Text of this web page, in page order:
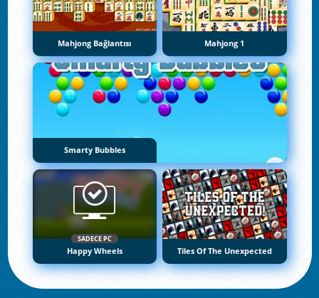
Mahjong Bağlantısı Mahjong 1
Smarty Bubbles
SADECE PC
Happy Wheels Tiles Of The Unexpected